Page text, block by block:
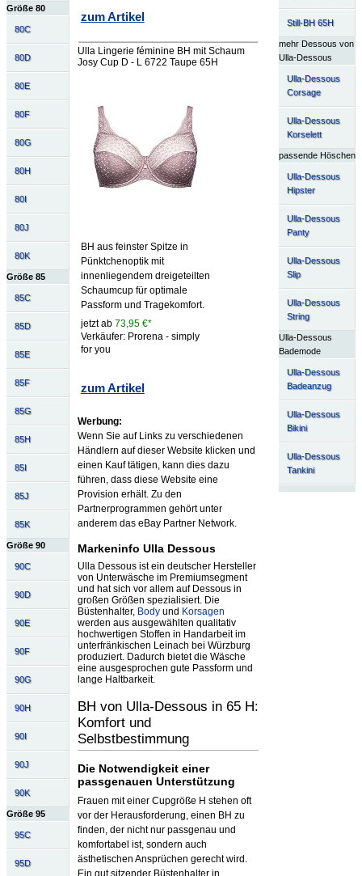
Größe 80
80C
80D
80E
80F
80G
80H
80I
80J
80K
Größe 85
85C
85D
85E
85F
85G
85H
85I
85J
85K
Größe 90
90C
90D
90E
90F
90G
90H
90I
90J
90K
Größe 95
95C
95D
Still-BH 65H
mehr Dessous von
Ulla-Dessous
Ulla-Dessous
Corsage
Ulla-Dessous
Korselett
passende Höschen
Ulla-Dessous
Hipster
Ulla-Dessous
Panty
Ulla-Dessous
Slip
Ulla-Dessous
String
Ulla-Dessous
Bademode
Ulla-Dessous
Badeanzug
Ulla-Dessous
Bikini
Ulla-Dessous
Tankini
zum Artikel
Ulla Lingerie féminine BH mit Schaum
Josy Cup D - L 6722 Taupe 65H
BH aus feinster Spitze in
Pünktchenoptik mit
innenliegendem dreigeteilten
Schaumcup für optimale
Passform und Tragekomfort.
jetzt ab 73,95 €*
Verkäufer: Prorena - simply
for you
zum Artikel
Werbung:
Wenn Sie auf Links zu verschiedenen
Händlern auf dieser Website klicken und
einen Kauf tätigen, kann dies dazu
führen, dass diese Website eine
Provision erhält. Zu den
Partnerprogrammen gehört unter
anderem das eBay Partner Network.
Markeninfo Ulla Dessous
Ulla Dessous ist ein deutscher Hersteller
von Unterwäsche im Premiumsegment
und hat sich vor allem auf Dessous in
großen Größen spezialisiert. Die
Büstenhalter, Bodyund Korsagen
werden aus ausgewählten qualitativ
hochwertigen Stoffen in Handarbeit im
unterfränkischen Leinach bei Würzburg
produziert. Dadurch bietet die Wäsche
eine ausgesprochen gute Passform und
lange Haltbarkeit.
BH von Ulla-Dessous in 65 H:
Komfort und
Selbstbestimmung
Die Notwendigkeit einer
passgenauen Unterstützung
Frauen mit einer Cupgröße H stehen oft
vor der Herausforderung, einen BH zu
finden, der nicht nur passgenau und
komfortabel ist, sondern auch
ästhetischen Ansprüchen gerecht wird.
Ein gut sitzender Büstenhalter in